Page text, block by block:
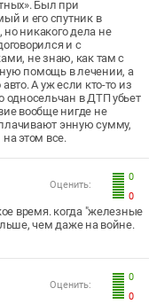
Был при
и его спутник в
никакого дела не
и с
не знаю, как там с
помощь в лечении, а
А уж если кто-то из
односельчан в ДТП убьет
вообще нигде не
энную сумму,
этом все.
0
0
Оценить:
время. когда "железные
чем даже на войне.
0
0
Оценить: